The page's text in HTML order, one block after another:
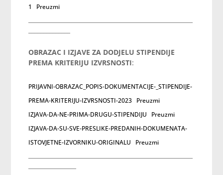
1 Preuzmi
OBRAZAC I IZJAVE ZA DODJELU STIPENDIJE
PREMA KRITERIJU IZVRSNOSTI:
PRIJAVNI-OBRAZAC_POPIS-DOKUMENTACIJE-_STIPENDIJE-
PREMA-KRITERIJU-IZVRSNOSTI-2023 Preuzmi
IZJAVA-DA-NE-PRIMA-DRUGU-STIPENDIJU
Preuzmi
IZJAVA-DA-SU-SVE-PRESLIKE-PREDANIH-DOKUMENATA-
ISTOVJETNE-IZVORNIKU-ORIGINALU
Preuzmi